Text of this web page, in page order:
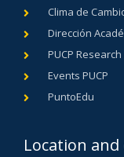
Clima de
Dirección
PUCP Research
Events PUCP
PuntoEdu
Location